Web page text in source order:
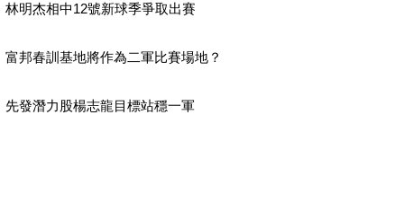
林明杰相中12號新球季爭取出賽
富邦春訓基地將作為二軍比賽場地？
先發潛力股楊志龍目標站穩一軍